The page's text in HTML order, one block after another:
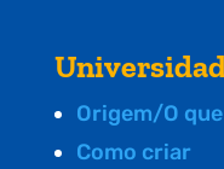
Origem/O
Como criar